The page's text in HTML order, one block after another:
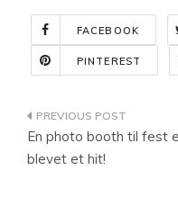
FACEBOOK
PINTEREST
En photo booth til fest
blevet et hit!